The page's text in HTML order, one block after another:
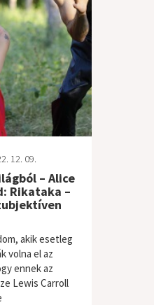
12. 09.
– Alice
Rikataka –
akik esetleg
volna el az
ennek az
Lewis Carroll